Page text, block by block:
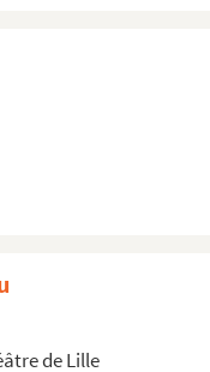
de Lille